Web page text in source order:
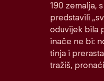
190 zemalja,
predstavili
oduvijek bila
inače ne bi:
tinja i
tražiš,